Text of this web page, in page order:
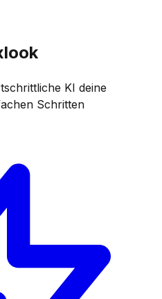
KI deine
Schritten